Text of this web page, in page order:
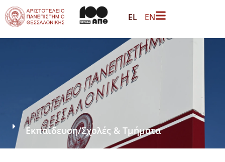
EL EN
Εκπαίδευση/Σχολές & Τμήματα